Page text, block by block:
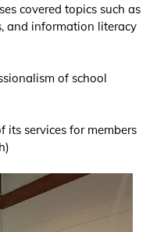
covered topics such as
and information literacy
of school
its services for members